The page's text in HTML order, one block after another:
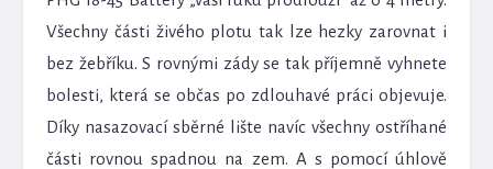
Všechny části živého plotu tak lze hezky zarovnat i
bez žebříku. S rovnými zády se tak příjemně vyhnete
bolesti, která se občas po zdlouhavé práci objevuje.
Díky nasazovací sběrné lište navíc všechny ostříhané
části rovnou spadnou na zem. A s pomocí úhlově